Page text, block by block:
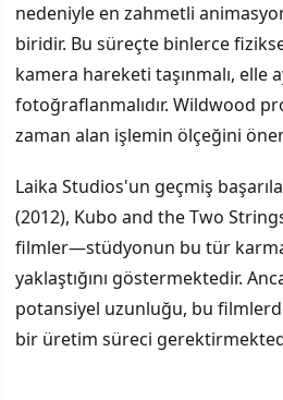
Sinema Sektöründe Diğer
nedeniyle en zahmetli
biridir. Bu süreçte binlerce
kamera hareketi taşınmalı, elle
fotoğraflanmalıdır. Wildwood
zaman alan işlemin ölçeğini
Laika Studios'un geçmiş
(2012), Kubo and the Two
filmler—stüdyonun bu tür
yaklaştığını göstermektedir.
potansiyel uzunluğu, bu
bir üretim süreci